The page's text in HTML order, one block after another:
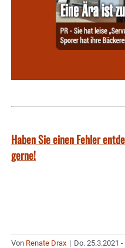
Haben Sie einen Fehler
gerne!
Von Renate Drax | Do. 25.3.2021